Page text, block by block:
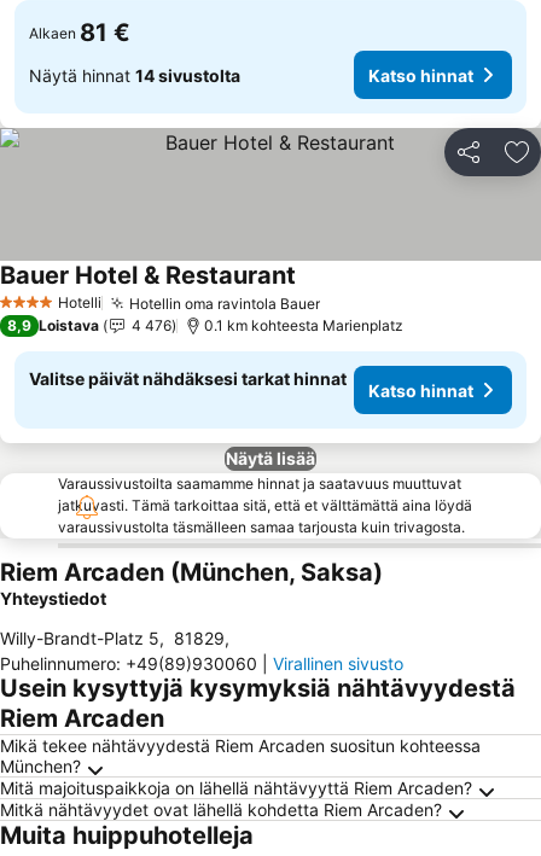
Alkaen 81 €
Näytä hinnat 14 sivustolta Katso hinnat
Jaa
4 Tähtiluokitus
Hotelli Hotellin oma ravintola BauerKatso hinnat
Bauer Hotel & Restaurant
8,9 Loistava 4 476 0.1 km kohteesta Marienplatz
Valitse päivät nähdäksesi tarkat hinnat
Katso hinnat
Näytä lisää
Varaussivustoilta saamamme hinnat ja saatavuus muuttuvat
jatkuvasti. Tämä tarkoittaa sitä, että et välttämättä aina löydä
varaussivustolta täsmälleen samaa tarjousta kuin trivagosta.
Riem Arcaden (München, Saksa)
Yhteystiedot
Willy-Brandt-Platz 5, 81829,
Puhelinnumero: +49(89)930060 Virallinen sivusto
Usein kysyttyjä kysymyksiä nähtävyydestä
Riem Arcaden
Mikä tekee nähtävyydestä Riem Arcaden suositun kohteessa
München?
Mitä majoituspaikkoja on lähellä nähtävyyttä Riem Arcaden?
Mitkä nähtävyydet ovat lähellä kohdetta Riem Arcaden?
Muita huippuhotelleja